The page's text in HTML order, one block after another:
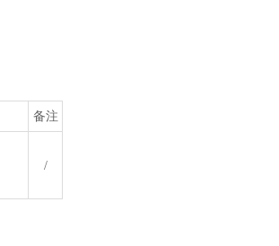
备注
/